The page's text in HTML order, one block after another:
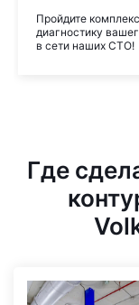
Пройдите
диагностику
в сети наших СТО!
Где